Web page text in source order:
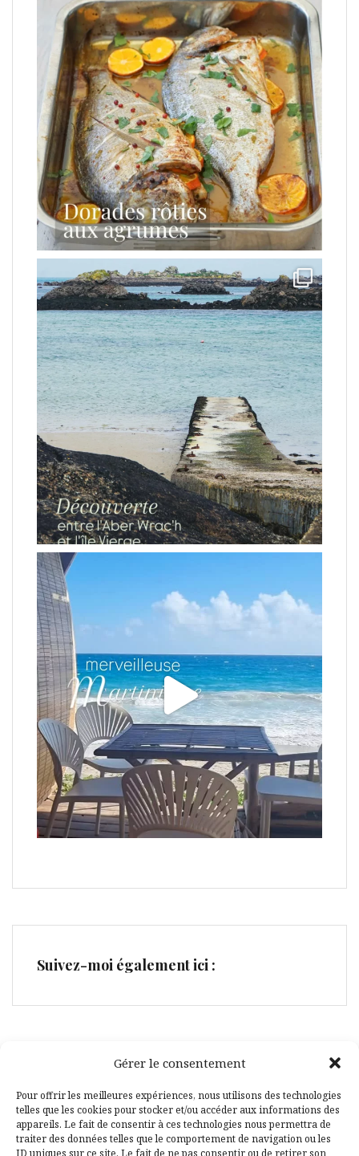
Gérer le consentement
Pour offrir les meilleures expériences, nous utilisons des technologies
telles que les cookies pour stocker et/ou accéder aux informations des
appareils. Le fait de consentir à ces technologies nous permettra de
traiter des données telles que le comportement de navigation ou les
ID uniques sur ce site. Le fait de ne pas consentir ou de retirer son
Suivez-moi également ici :
Facebook
Pinterest